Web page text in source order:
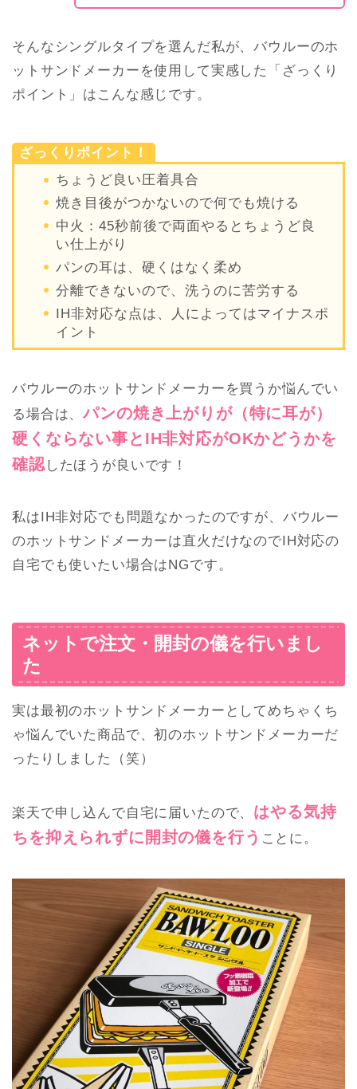
そんなシングルタイプを選んだ私が、バウルーのホ
ットサンドメーカーを使用して実感した「ざっくり
ポイント」はこんな感じです。
ざっくりポイント！
ちょうど良い圧着具合
焼き目後がつかないので何でも焼ける
中火：45秒前後で両面やるとちょうど良
い仕上がり
パンの耳は、硬くはなく柔め
分離できないので、洗うのに苦労する
IH非対応な点は、人によってはマイナスポ
イント
バウルーのホットサンドメーカーを買うか悩んでい
る場合は、パンの焼き上がりが（特に耳が）
硬くならない事とIH非対応がOKかどうかを
確認したほうが良いです！
私はIH非対応でも問題なかったのですが、バウルー
のホットサンドメーカーは直火だけなのでIH対応の
自宅でも使いたい場合はNGです。
ネットで注文・開封の儀を行いまし
た
実は最初のホットサンドメーカーとしてめちゃくち
ゃ悩んでいた商品で、初のホットサンドメーカーだ
ったりしました（笑）
楽天で申し込んで自宅に届いたので、 はやる気持
ちを抑えられずに開封の儀を行う ことに。